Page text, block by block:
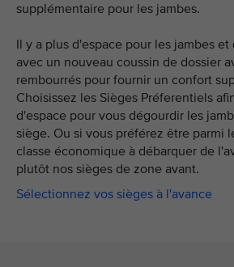
supplémentaire pour les jambes.
Il y a plus d'espace pour les jambes
avec un nouveau coussin de dossier
rembourrés pour fournir un confort
Choisissez les Sièges Préferentiels
d'espace pour vous dégourdir les
siège. Ou si vous préférez être parmi
classe économique à débarquer de
plutôt nos sièges de zone avant.
Sélectionnez vos sièges à l'avance